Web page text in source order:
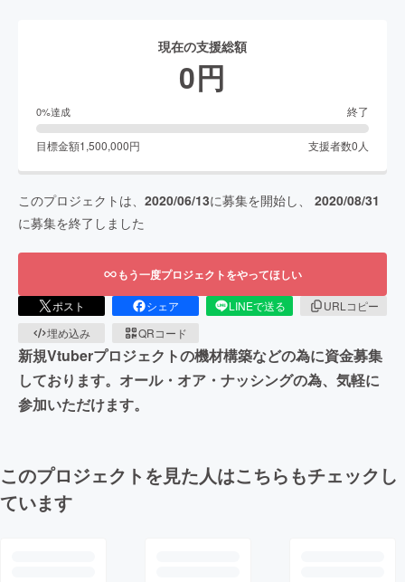
現在の支援総額
0円
0%達成 終了
目標金額1,500,000円 支援者数0人
このプロジェクトは、 2020/06/13に募集を開始し、 2020/08/31
に募集を終了しました
もう一度プロジェクトをやってほしい
ポスト シェア LINEで送る
URLコピー
埋め込み
QRコード
新規Vtuberプロジェクトの機材構築などの為に資金募集
しております。オール・オア・ナッシングの為、気軽に
参加いただけます。
このプロジェクトを見た人はこちらもチェックし
ています